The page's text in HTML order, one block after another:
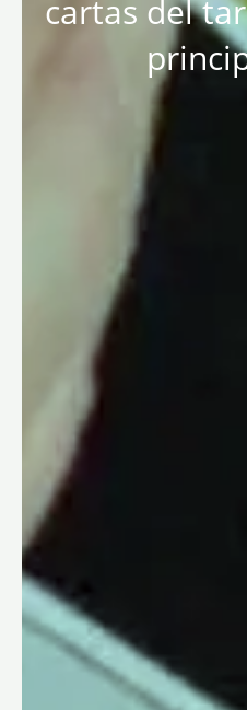
cartas del